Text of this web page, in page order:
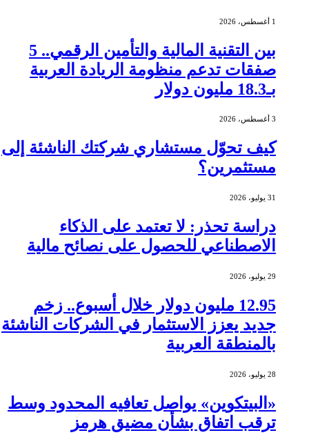
1 أغسطس، 2026
بين التقنية المالية والتأمين الرقمي.. 5
صفقات تدعم منظومة الريادة العربية
بـ18.3 مليون دولار
3 أغسطس، 2026
كيف تحوّل مستشاري شركتك الناشئة إلى
مستثمرين؟
31 يوليو، 2026
دراسة تحذر: لا تعتمد على الذكاء
الاصطناعي للحصول على نصائح مالية
29 يوليو، 2026
12.95 مليون دولار خلال أسبوع.. زخم
جديد يعزز الاستثمار في الشركات الناشئة
بالمنطقة العربية
28 يوليو، 2026
«البيتكوين» يواصل تعافيه المحدود وسط
ترقب اتفاق بشأن مضيق هرمز